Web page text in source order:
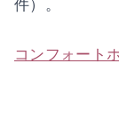
コンフォート